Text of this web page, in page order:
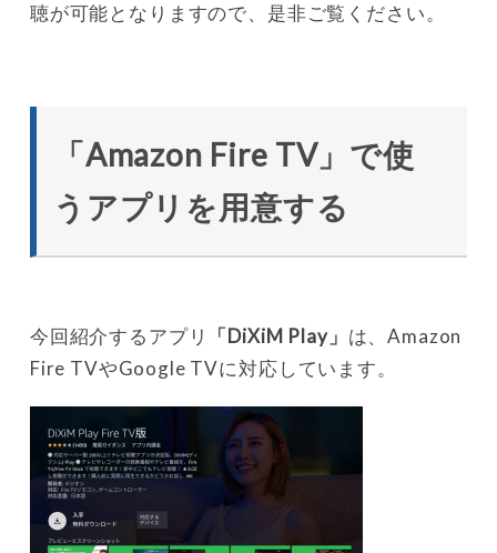
聴が可能となりますので、是非ご覧ください。
「Amazon Fire TV」で使
うアプリを用意する
今回紹介するアプリ 「DiXiM Play」 は、Amazon
Fire TVやGoogle TVに対応しています。